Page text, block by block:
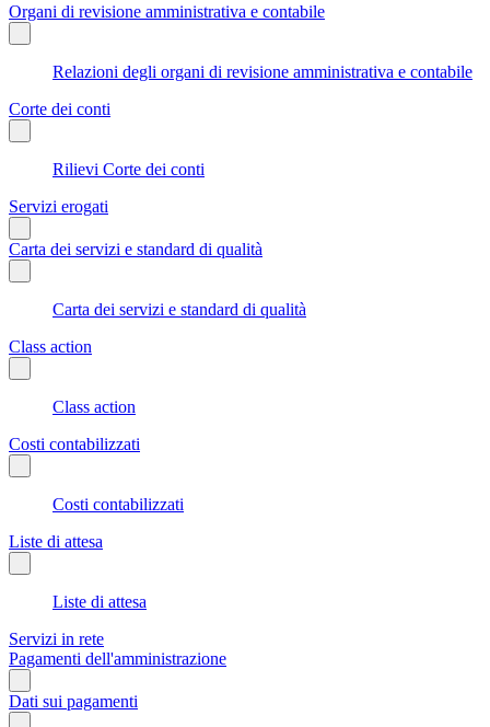
Organi di revisione amministrativa e contabile
Relazioni degli organi di revisione amministrativa e contabile
Corte dei conti
Rilievi Corte dei conti
Servizi erogati
Carta dei servizi e standard di qualità
Carta dei servizi e standard di qualità
Class action
Class action
Costi contabilizzati
Costi contabilizzati
Liste di attesa
Liste di attesa
Servizi in rete
Pagamenti dell'amministrazione
Dati sui pagamenti